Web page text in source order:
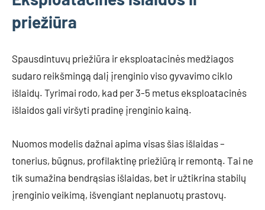
priežiūra
Spausdintuvų priežiūra ir eksploatacinės medžiagos
sudaro reikšmingą dalį įrenginio viso gyvavimo ciklo
išlaidų. Tyrimai rodo, kad per 3-5 metus eksploatacinės
išlaidos gali viršyti pradinę įrenginio kainą.
Nuomos modelis dažnai apima visas šias išlaidas –
tonerius, būgnus, profilaktinę priežiūrą ir remontą. Tai ne
tik sumažina bendrąsias išlaidas, bet ir užtikrina stabilų
įrenginio veikimą, išvengiant neplanuotų prastovų.